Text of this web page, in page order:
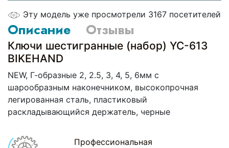
Эту модель уже просмотрели 3167 посетителей
Описание Отзывы
Ключи шестигранные (набор) YC-613
BIKEHAND
NEW, Г-образные 2, 2.5, 3, 4, 5, 6мм с
шарообразным наконечником, высокопрочная
легированная сталь, пластиковый
раскладывающийся держатель, черные
Профессиональная